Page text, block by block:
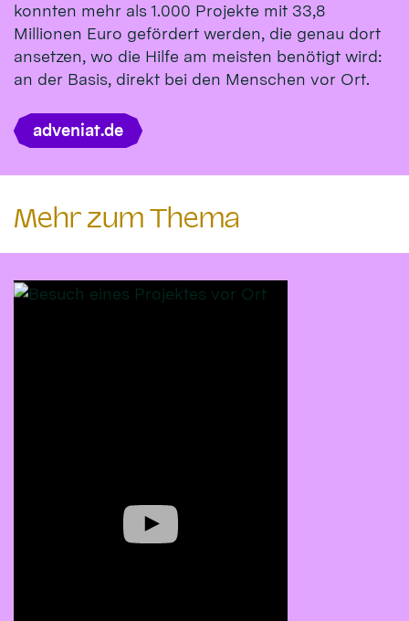
konnten mehr als 1.000 Projekte mit 33,8
Millionen Euro gefördert werden, die genau dort
ansetzen, wo die Hilfe am meisten benötigt wird:
an der Basis, direkt bei den Menschen vor Ort.
adveniat.de
Mehr zum Thema